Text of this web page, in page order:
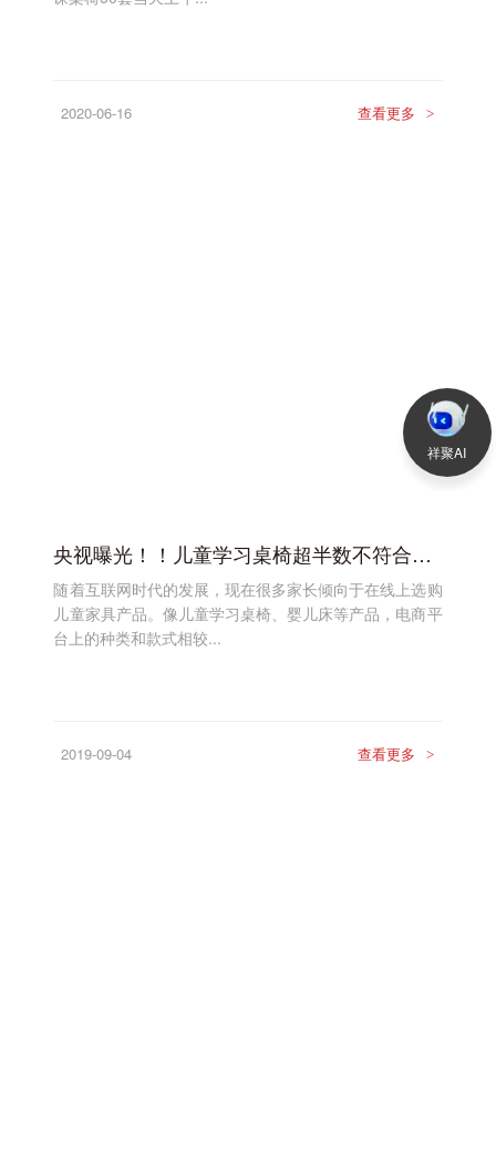
2020-06-16 查看更多 >
央视曝光！！儿童学习桌椅超半数不符合国家标准，安全问题令人恐慌！
随着互联网时代的发展，现在很多家长倾向于在线上选购
儿童家具产品。像儿童学习桌椅、婴儿床等产品，电商平
台上的种类和款式相较...
2019-09-04 查看更多 >
祥聚AI